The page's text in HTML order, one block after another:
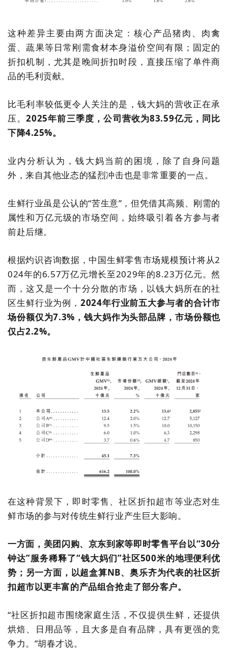
这种差异主要由两方面决定：核心产品猪肉、肉禽
蛋、蔬果等日常刚需食材本身溢价空间有限；固定的
折扣机制，尤其是晚间折扣时段，直接压缩了单件商
品的毛利贡献。
比毛利率较低更令人关注的是， 钱大妈的营收正在承
压。2025年前三季度，公司营收为83.59亿元，同比
下降4.25%。
业内分析认为，钱大妈当前的困境，除了自身问题
外，来自其他业态的猛烈冲击也是非常重要的一点。
生鲜行业虽是公认的“苦生意” ，但凭借其高频、刚需的
属性和万亿元级的市场空间，始终吸引着各方参与者
前赴后继。
根据灼识咨询数据，中国生鲜零售市场规模预计将从2
024年的6.57万亿元增长至2029年的8.23万亿元。然
而，这又是一个十分分散的市场，以钱大妈所在的社
区生鲜行业为例，2024年行业前五大参与者的合计市
场份额仅为7.3%， 钱大妈作为头部品牌，市场份额也
仅占2.2%。
在这种背景下，即时零售、社区折扣超市等业态对生
鲜市场的参与对传统生鲜行业产生巨大影响。
一方面，美团闪购、京东到家等即时零售平台以“30分
钟达”服务稀释了“钱大妈们”社区500米的地理便利优
势；另一方面，以超盒算NB、奥乐齐为代表的社区折
扣超市以更丰富的产品组合抢走了部分客户。
“社区折扣超市围绕家庭生活，不仅提供生鲜，还提供
烘焙、日用品等，且大多是自有品牌，具有更强的竞
争力。 ”胡春才说。